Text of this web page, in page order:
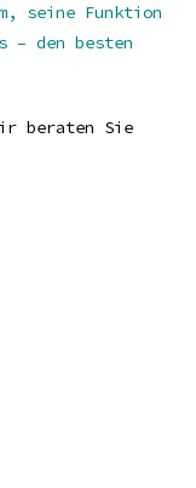
seine Funktion
den besten
beraten Sie